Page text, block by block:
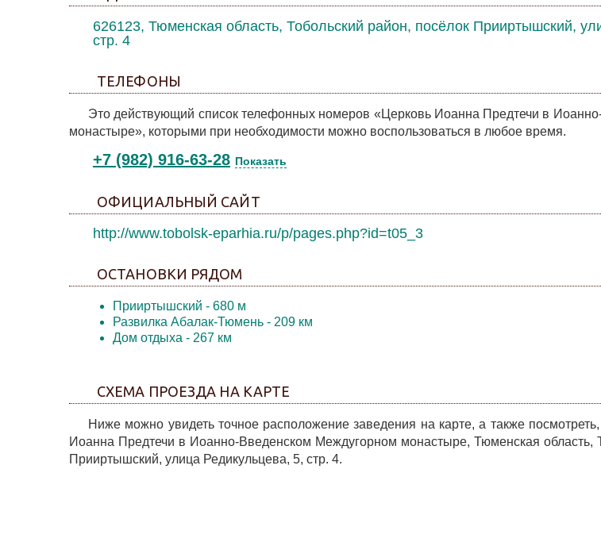
626123, Тюменская область, Тобольский район, посёлок Прииртышский,
стр. 4
ТЕЛЕФОНЫ
Это действующий список телефонных номеров «Церковь Иоанна Предтечи в
монастыре», которыми при необходимости можно воспользоваться в любое время.
+7 (982) 916-63-28 Показать
ОФИЦИАЛЬНЫЙ САЙТ
http://www.tobolsk-eparhia.ru/p/pages.php?id=t05_3
ОСТАНОВКИ РЯДОМ
Прииртышский - 680 м
Развилка Абалак-Тюмень - 209 км
Дом отдыха - 267 км
СХЕМА ПРОЕЗДА НА КАРТЕ
Ниже можно увидеть точное расположение заведения на карте, а также
Иоанна Предтечи в Иоанно-Введенском Междугорном монастыре, Тюменская область,
Прииртышский, улица Редикульцева, 5, стр. 4.